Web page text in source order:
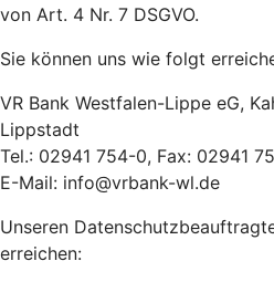
von Art. 4 Nr. 7 DSGVO.
Sie können uns wie folgt
VR Bank Westfalen-Lippe eG,
Lippstadt
Tel.: 02941 754-0, Fax: 02941
E-Mail: info@vrbank-wl.de
Unseren
erreichen: